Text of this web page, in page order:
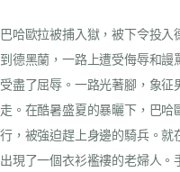
巴哈歐拉被捕入獄，被下令投
到德黑蘭，一路上遭受侮辱和
受盡了屈辱。一路光著腳，象
走。在酷暑盛夏的暴曬下，巴
行，被強迫趕上身邊的騎兵。
出現了一個衣衫襤褸的老婦人